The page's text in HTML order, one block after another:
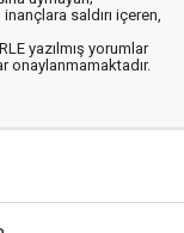
saldırı içeren,
yazılmış yorumlar
onaylanmamaktadır.